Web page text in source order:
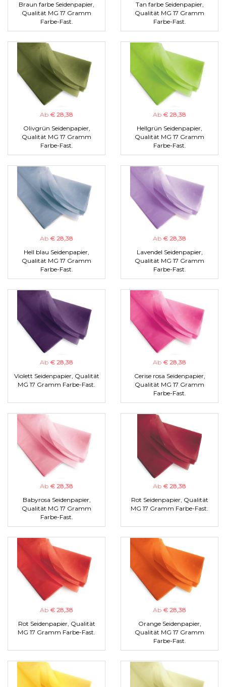
Braun farbe Seidenpapier,
Qualität MG 17 Gramm
Farbe-Fast.
Tan farbe Seidenpapier,
Qualität MG 17 Gramm
Farbe-Fast.
Ab € 28,38
Olivgrün Seidenpapier,
Qualität MG 17 Gramm
Farbe-Fast.
Ab € 28,38
Hellgrün Seidenpapier,
Qualität MG 17 Gramm
Farbe-Fast.
Ab € 28,38
Hell blau Seidenpapier,
Qualität MG 17 Gramm
Farbe-Fast.
Ab € 28,38
Lavendel Seidenpapier,
Qualität MG 17 Gramm
Farbe-Fast.
Ab € 28,38
Violett Seidenpapier, Qualität
MG 17 Gramm Farbe-Fast.
Ab € 28,38
Cerise rosa Seidenpapier,
Qualität MG 17 Gramm
Farbe-Fast.
Ab € 28,38
Babyrosa Seidenpapier,
Qualität MG 17 Gramm
Farbe-Fast.
Ab € 28,38
Rot Seidenpapier, Qualität
MG 17 Gramm Farbe-Fast.
Ab € 28,38
Rot Seidenpapier, Qualität
MG 17 Gramm Farbe-Fast.
Ab € 28,38
Orange Seidenpapier,
Qualität MG 17 Gramm
Farbe-Fast.